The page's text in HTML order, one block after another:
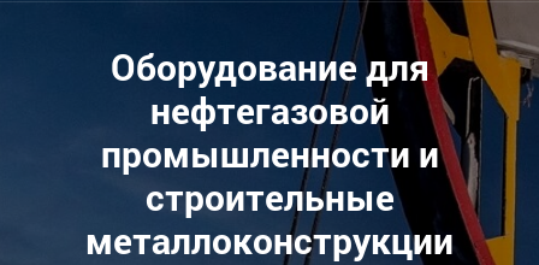
Оборудование для
нефтегазовой
промышленности и
строительные
металлоконструкции